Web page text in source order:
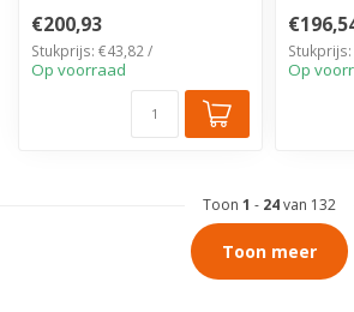
perform...
€200,93
Stukprijs: €43,82 /
Op voorraad Op
Toon 1 - 24van 132
Toon meer